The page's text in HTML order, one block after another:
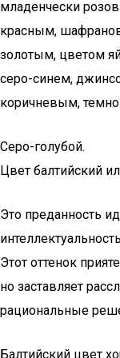
младенчески
красным,
золотым, цветом
серо-синем,
коричневым,
Серо-голубой.
Цвет балтийский
Это преданность
Этот оттенок
но заставляет
рациональные
Балтийский цвет